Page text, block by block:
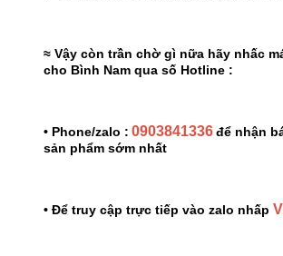
≈ Vậy còn trần chờ gì nữa hãy nhấc
cho Bình Nam qua số Hotline :
• Phone/zalo : 0903841336để nhận
sản phẩm sớm nhất
• Để truy cập trực tiếp vào zalo nhấp